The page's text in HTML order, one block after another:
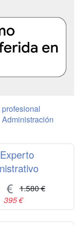
Administración
1.580 €
395 €